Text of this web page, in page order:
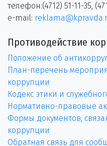
телефон:(4712) 51-11-35,
e-mail:
Противодействие
Положение об
План-перечень
коррупции
Кодекс этики и
Нормативно-правовые
Формы документов,
коррупции
Обратная связь для